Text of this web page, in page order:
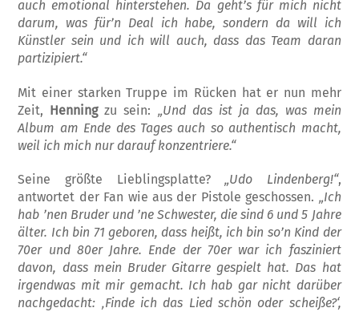
auch emotional hinterstehen. Da geht’s für mich nicht
darum, was für’n Deal ich habe, son­dern da will ich
Künstler sein und ich will auch, dass das Team daran
partizipiert.“
Mit einer starken Truppe im Rücken hat er nun mehr
Zeit, Henningzu sein: „Und das ist ja das, was mein
Album am Ende des Tages auch so authentisch macht,
weil ich mich nur darauf konzentriere.“
Seine größte Lieblingsplatte?„Udo Linden­berg!“,
antwortet der Fan wie aus der Pistole geschossen. „Ich
hab ’nen Bruder und ’ne Schwester, die sind 6 und 5 Jahre
älter. Ich bin 71 geboren, dass heißt, ich bin so’n Kind der
70er und 80er Jahre. Ende der 70er war ich fasziniert
davon, dass mein Bruder Gitar­re gespielt hat. Das hat
irgendwas mit mir gemacht. Ich hab gar nicht darüber
nachge­dacht: ‚Finde ich das Lied schön oder scheiße?‘,